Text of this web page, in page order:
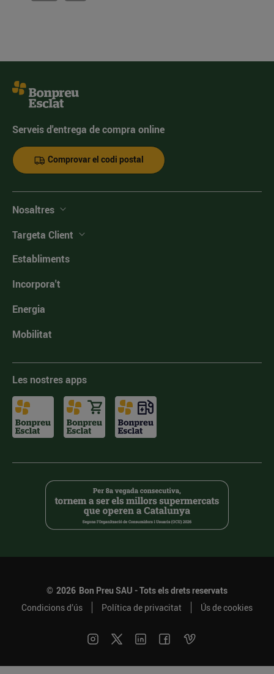
Serveis d'entrega de compra online
Comprovar el codi postal
Nosaltres
Targeta Client
Establiments
Incorpora't
Energia
Mobilitat
Les nostres apps
© 2026 Bon Preu SAU - Tots els drets reservats
Condicions d’ús
Política de privacitat Ús de cookies